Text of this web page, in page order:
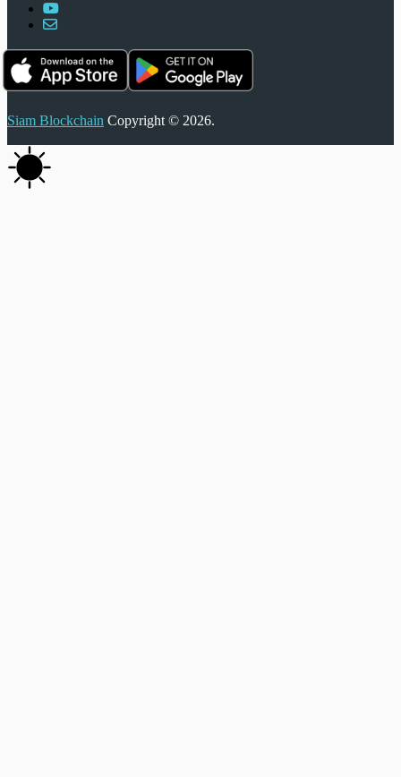
Siam Blockchain Copyright © 2026.